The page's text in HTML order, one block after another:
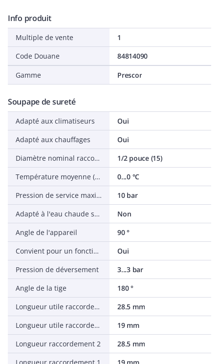
Info produit
Multiple de vente
1
Code Douane
84814090
Gamme Prescor
Soupape de sureté
Adapté aux climatiseurs
Oui
Adapté aux chauffages
Oui
Diamètre nominal raccordement 1
1/2 pouce (15)
Température moyenne (permanente)
0...0 °C
Pression de service maximale à 20 °C
10 bar
Adapté à l'eau chaude sanitaire
Non
Angle de l'appareil
90 °
Convient pour un fonctionnement permanent
Oui
Pression de déversement
3...3 bar
Angle de la tige
180 °
Longueur utile raccordement 2
28.5 mm
Longueur utile raccordement 1
19 mm
Longueur raccordement 2
28.5 mm